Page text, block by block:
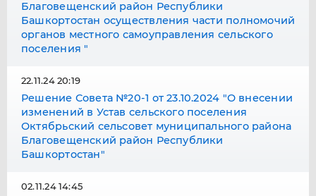
Благовещенский район Республики
Башкортостан осуществления части полномочий
органов местного самоуправления сельского
поселения "
Решение Совета №20-1 от 23.10.2024 "О внесении
изменений в Устав сельского поселения
Октябрьский сельсовет муниципального района
Благовещенский район Республики
Башкортостан"
22.11.24 20:19
02.11.24 14:45